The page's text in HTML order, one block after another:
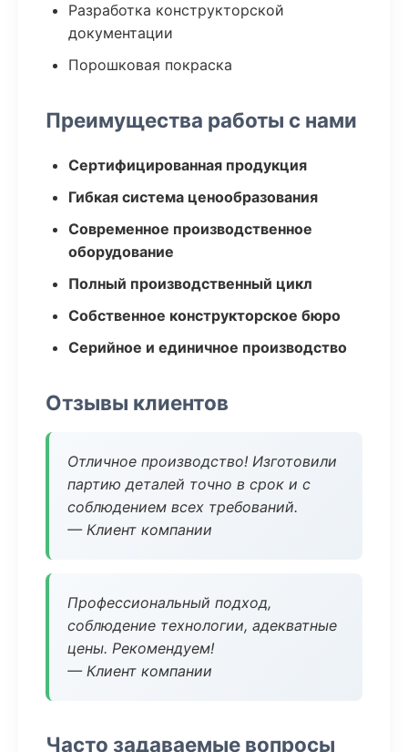
Разработка конструкторской
документации
Порошковая покраска
Преимущества работы с нами
Сертифицированная продукция
Гибкая система ценообразования
Современное производственное
оборудование
Полный производственный цикл
Собственное конструкторское бюро
Серийное и единичное производство
Отзывы клиентов
Отличное производство! Изготовили
партию деталей точно в срок и с
соблюдением всех требований.
— Клиент компании
Профессиональный подход,
соблюдение технологии, адекватные
цены. Рекомендуем!
— Клиент компании
Часто задаваемые вопросы